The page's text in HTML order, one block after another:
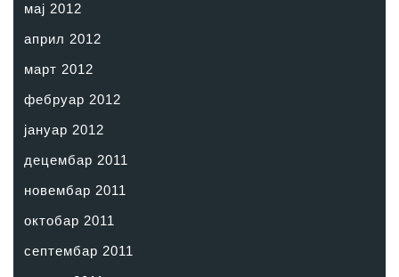
мај 2012
април 2012
март 2012
фебруар 2012
јануар 2012
децембар 2011
новембар 2011
октобар 2011
септембар 2011